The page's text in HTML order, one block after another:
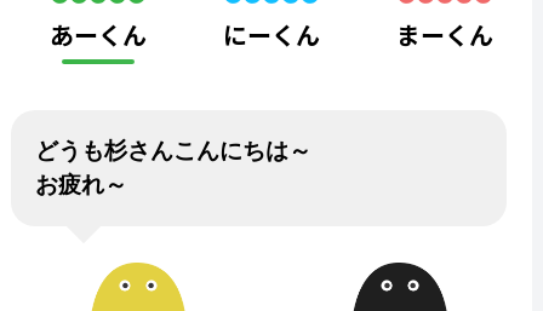
あーくん にーくん まーくん
どうも杉さんこんにちは～
お疲れ～